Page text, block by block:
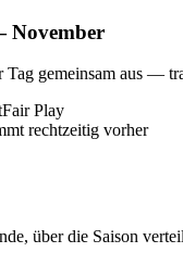
November
Tag gemeinsam aus —
Fair Play
rechtzeitig vorher
über die Saison